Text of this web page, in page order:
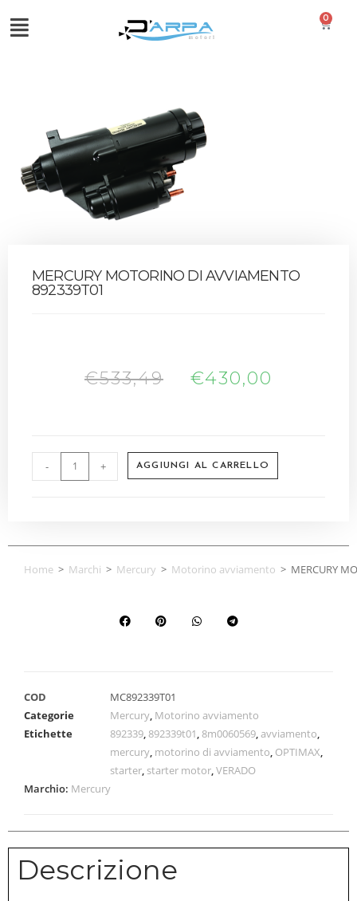
0
MERCURY MOTORINO DI AVVIAMENTO
892339T01
€533,49 €430,00
- + AGGIUNGI AL CARRELLO
Home > Marchi > Mercury > Motorino avviamento > MERCURY
COD
MC892339T01
Categorie
Mercury Motorino avviamento
Etichette
892339 892339t01 8m0060569 avviamento
mercury motorino di avviamento OPTIMAX
starter starter motor VERADO
Marchio: Mercury
Descrizione